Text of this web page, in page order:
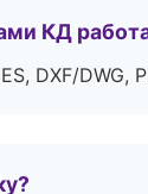
КД
DXF/DWG,